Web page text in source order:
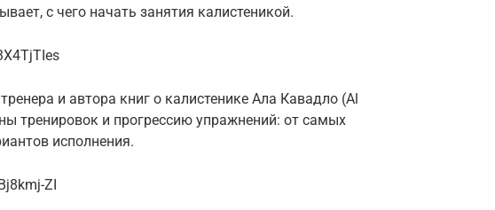
с чего начать занятия калистеникой.
и автора книг о калистенике Ала Кавадло (Al
тренировок и прогрессию упражнений: от самых
исполнения.
ZI